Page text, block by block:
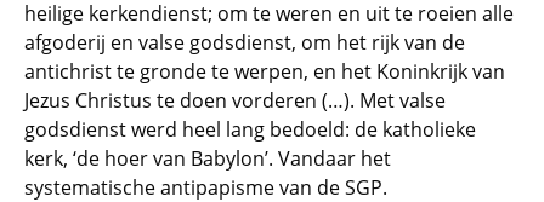
heilige kerkendienst; om te weren en uit te roeien alle
afgoderij en valse godsdienst, om het rijk van de
antichrist te gronde te werpen, en het Koninkrijk van
Jezus Christus te doen vorderen (…). Met valse
godsdienst werd heel lang bedoeld: de katholieke
kerk, ‘de hoer van Babylon’. Vandaar het
systematische antipapisme van de SGP.